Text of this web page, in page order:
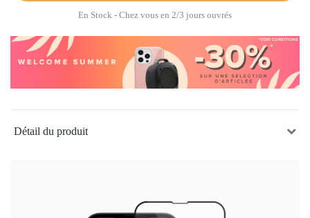
En Stock - Chez vous en 2/3 jours ouvrés
Détail du produit